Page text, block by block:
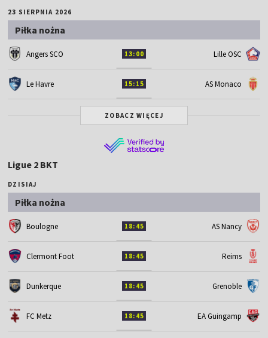
23 SIERPNIA 2026
Piłka nożna
Angers SCO 13:00 Lille OSC
Le Havre 15:15 AS Monaco
ZOBACZ WIĘCEJ
Ligue 2 BKT
DZISIAJ
Piłka nożna
Boulogne 18:45 AS Nancy
Clermont Foot 18:45 Reims
Dunkerque 18:45 Grenoble
FC Metz 18:45 EA Guingamp